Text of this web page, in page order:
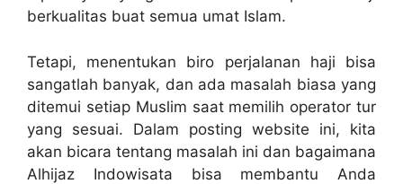
berkualitas buat semua umat Islam.
Tetapi, menentukan biro perjalanan haji bisa
sangatlah banyak, dan ada masalah biasa yang
ditemui setiap Muslim saat memilih operator tur
yang sesuai. Dalam posting website ini, kita
akan bicara tentang masalah ini dan bagaimana
Alhijaz Indowisata bisa membantu Anda